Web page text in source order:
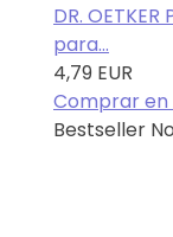
DR.
para...
4,79 EUR
Comprar en
Bestseller